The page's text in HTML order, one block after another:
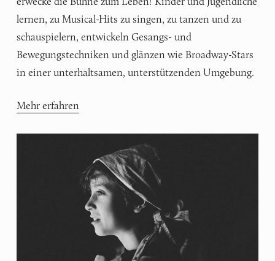
lernen, zu Musical-Hits zu singen, zu tanzen und zu
schauspielern, entwickeln Gesangs- und
Bewegungstechniken und glänzen wie Broadway-Stars
in einer unterhaltsamen, unterstützenden Umgebung.
Mehr erfahren